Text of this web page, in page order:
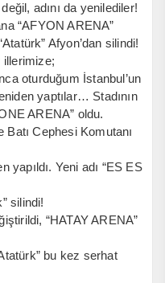
adını da yenilediler!
“AFYON ARENA”
Afyon’dan silindi!
illerimize;
oturduğum İstanbul’un
yaptılar… Stadının
ARENA” oldu.
Batı Cephesi Komutanı
yapıldı. Yeni adı “ES ES
silindi!
“HATAY ARENA”
bu kez serhat